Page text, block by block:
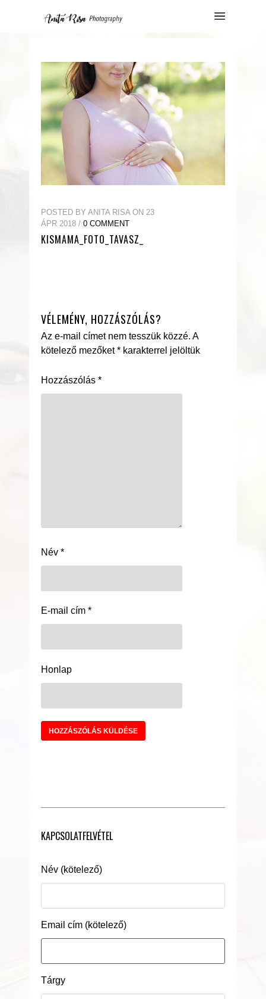
POSTED BY ANITA RISA ON 23
ÁPR 2018 / 0 COMMENT
KISMAMA_FOTO_TAVASZ_
VÉLEMÉNY, HOZZÁSZÓLÁS?
Az e-mail címet nem tesszük közzé. A
kötelező mezőket* karakterrel jelöltük
Hozzászólás *
Név *
E-mail cím *
Honlap
KAPCSOLATFELVÉTEL
Név (kötelező)
Email cím (kötelező)
Tárgy